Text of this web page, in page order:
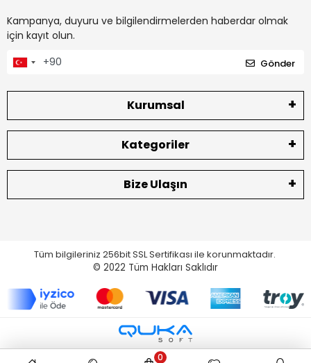
Kampanya, duyuru ve bilgilendirmelerden haberdar olmak
için kayıt olun.
Gönder
Kurumsal
Kategoriler
Bize Ulaşın
Tüm bilgileriniz 256bit SSL Sertifikası ile korunmaktadır.
© 2022 Tüm Hakları Saklıdır
0